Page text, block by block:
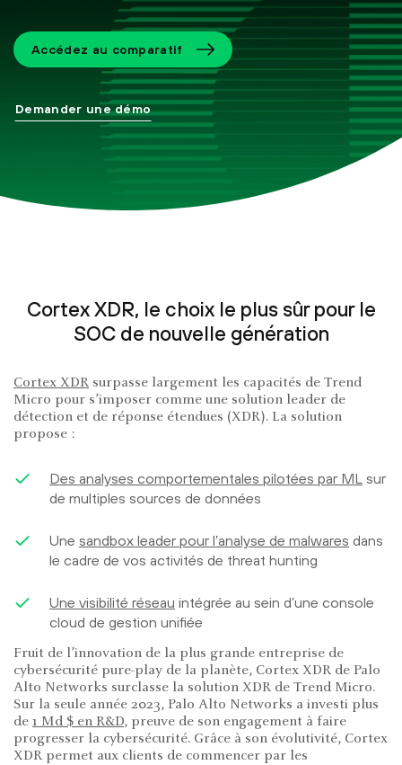
Accédez au comparatif
Demander une démo
Cortex XDR, le choix le plus sûr pour le
SOC de nouvelle génération
Cortex XDRsurpasse largement les capacités de Trend
Micro pour s’imposer comme une solution leader de
détection et de réponse étendues (XDR). La solution
propose :
Des analyses comportementales pilotées par ML sur
de multiples sources de données
Une sandbox leader pour l’analyse de malwares dans
le cadre de vos activités de threat hunting
Une visibilité réseau intégrée au sein d’une console
cloud de gestion unifiée
Fruit de l’innovation de la plus grande entreprise de
cybersécurité pure-play de la planète, Cortex XDR de Palo
Alto Networks surclasse la solution XDR de Trend Micro.
Sur la seule année 2023, Palo Alto Networks a investi plus
de 1 Md $ en R&D, preuve de son engagement à faire
progresser la cybersécurité. Grâce à son évolutivité, Cortex
XDR permet aux clients de commencer par les